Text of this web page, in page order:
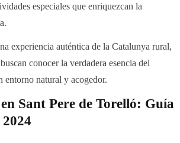
especiales que enriquezcan la
experiencia auténtica de la Catalunya rural,
conocer la verdadera esencia del
entorno natural y acogedor.
Sant Pere de Torelló: Guía